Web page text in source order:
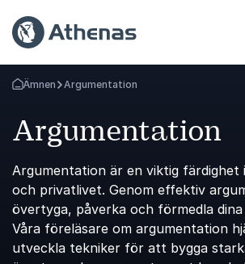
Gå tillbaka till startsidan
Ämnen Argumentation
Argumentation
Argumentation är en viktig färdighet
och privatlivet. Genom effektiv
övertyga, påverka och förmedla
Våra föreläsare om argumentation
utveckla tekniker för att bygga